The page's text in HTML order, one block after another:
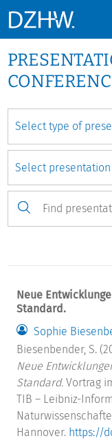
Neue
Standard.
Sophie
Biesenbender, S.
Neue
Standard. Vortrag
TIB – Leibniz-
Hannover. https://